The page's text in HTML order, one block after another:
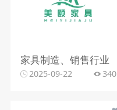
家具制造、销售行业
2025-09-22 340